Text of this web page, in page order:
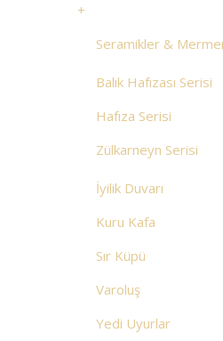
+
Seramikler &
Balık Hafızası Serisi
Hafıza Serisi
Zülkarneyn Serisi
İyilik Duvarı
Kuru Kafa
Sır Küpü
Varoluş
Yedi Uyurlar